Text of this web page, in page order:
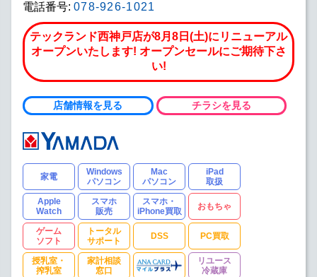
電話番号: 078-926-1021
テックランド西神戸店が8月8日(土)にリニューアル
オープンいたします! オープンセールにご期待下さ
い!
店舗情報を見る チラシを見る
家電
Windows
パソコン
Mac
パソコン
iPad
取扱
Apple
Watch
スマホ
販売
スマホ・
iPhone買取
おもちゃ
ゲーム
ソフト
トータル
サポート
DSS PC買取
授乳室・
搾乳室
家計相談
窓口
リユース
冷蔵庫